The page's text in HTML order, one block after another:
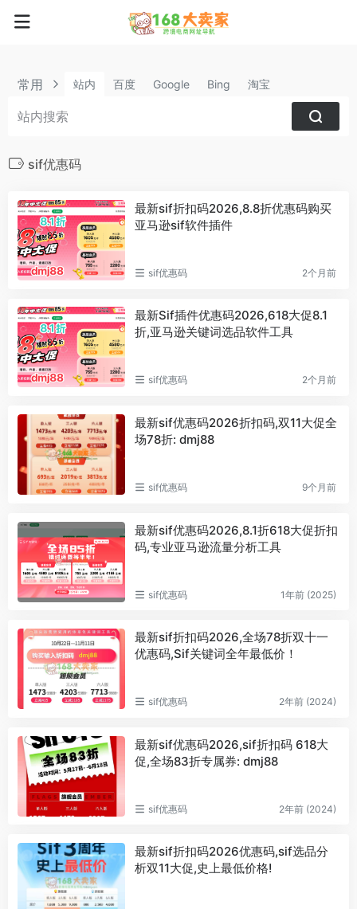
常用 站内 百度 Google Bing 淘宝
sif优惠码
最新sif折扣码2026,8.8折优惠码购买
亚马逊sif软件插件
sif优惠码 2个月前
最新Sif插件优惠码2026,618大促8.1
折,亚马逊关键词选品软件工具
sif优惠码 2个月前
最新sif优惠码2026折扣码,双11大促全
场78折: dmj88
sif优惠码 9个月前
最新sif优惠码2026,8.1折618大促折扣
码,专业亚马逊流量分析工具
sif优惠码 1年前 (2025)
最新sif折扣码2026,全场78折双十一
优惠码,Sif关键词全年最低价！
sif优惠码 2年前 (2024)
最新sif优惠码2026,sif折扣码 618大
促,全场83折专属券: dmj88
sif优惠码 2年前 (2024)
最新sif折扣码2026优惠码,sif选品分
析双11大促,史上最低价格!